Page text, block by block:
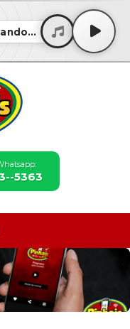
5363